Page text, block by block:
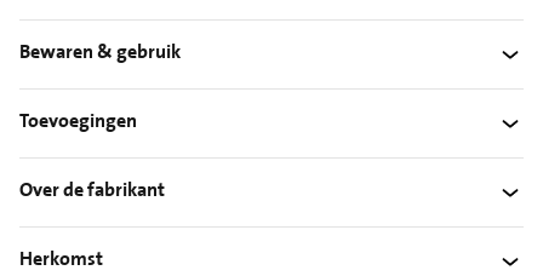
Bewaren & gebruik
Toevoegingen
Over de fabrikant
Herkomst